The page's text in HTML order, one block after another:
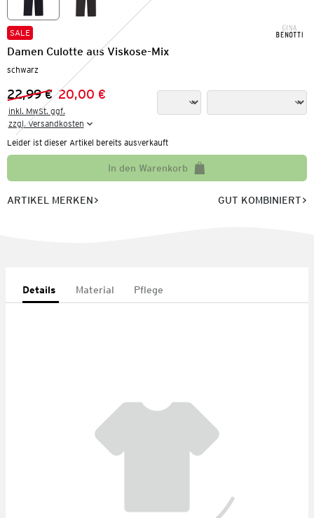
SALE
Damen Culotte aus Viskose-Mix
schwarz
Vorheriger Preis:
22,99 €
Neuer Preis:20,00 €
inkl. MwSt. ggf.
zzgl. Versandkosten
Leider ist dieser Artikel bereits ausverkauft
In den Warenkorb
ARTIKEL MERKEN GUT KOMBINIERT
Details Material Pflege